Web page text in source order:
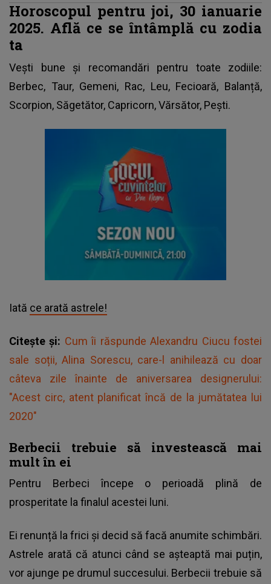
Horoscopul pentru joi, 30 ianuarie
2025. Află ce se întâmplă cu zodia
ta
Vești bune și recomandări pentru toate zodiile:
Berbec, Taur, Gemeni, Rac, Leu, Fecioară, Balanță,
Scorpion, Săgetător, Capricorn, Vărsător, Pești.
Iată ce arată astrele!
Citește și: Cum îi răspunde Alexandru Ciucu fostei
sale soții, Alina Sorescu, care-l anihilează cu doar
câteva zile înainte de aniversarea designerului:
"Acest circ, atent planificat încă de la jumătatea lui
2020"
Berbecii trebuie să investească mai
mult în ei
Pentru Berbeci începe o perioadă plină de
prosperitate la finalul acestei luni.
Ei renunță la frici și decid să facă anumite schimbări.
Astrele arată că atunci când se așteaptă mai puțin,
vor ajunge pe drumul succesului. Berbecii trebuie să